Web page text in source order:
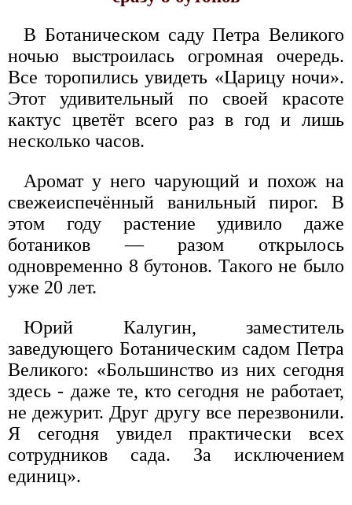
В Ботаническом саду Петра Великого
ночью выстроилась огромная очередь.
Все торопились увидеть «Царицу ночи».
Этот удивительный по своей красоте
кактус цветёт всего раз в год и лишь
несколько часов.
Аромат у него чарующий и похож на
свежеиспечённый ванильный пирог. В
этом году растение удивило даже
ботаников — разом открылось
одновременно 8 бутонов. Такого не было
уже 20 лет.
Юрий Калугин, заместитель
заведующего Ботаническим садом Петра
Великого: «Большинство из них сегодня
здесь - даже те, кто сегодня не работает,
не дежурит. Друг другу все перезвонили.
Я сегодня увидел практически всех
сотрудников сада. За исключением
единиц».